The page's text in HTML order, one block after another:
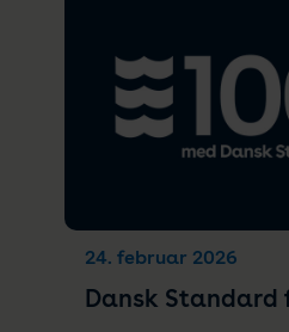
24. februar 2026
Dansk Standard